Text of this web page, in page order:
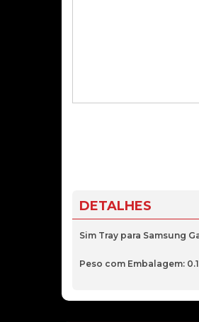
DETALHES
Sim Tray para Samsung
Peso com Embalagem: